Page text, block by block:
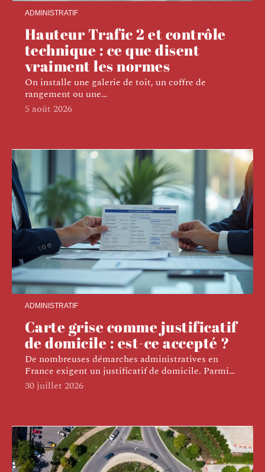
ADMINISTRATIF
Hauteur Trafic 2 et contrôle
technique : ce que disent
vraiment les normes
On installe une galerie de toit, un coffre de
rangement ou une…
5 août 2026
ADMINISTRATIF
Carte grise comme justificatif
de domicile : est-ce accepté ?
De nombreuses démarches administratives en
France exigent un justificatif de domicile. Parmi…
30 juillet 2026